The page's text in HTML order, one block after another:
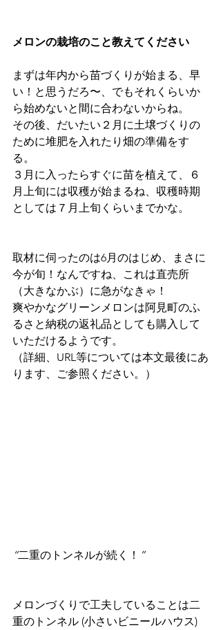
メロンの栽培のこと教えてください
まずは年内から苗づくりが始まる、早
い！と思うだろ〜、でもそれくらいか
ら始めないと間に合わないからね。
その後、だいたい２月に土壌づくりの
ために堆肥を入れたり畑の準備をす
る。
３月に入ったらすぐに苗を植えて、６
月上旬には収穫が始まるね、収穫時期
としては７月上旬くらいまでかな。
取材に伺ったのは6月のはじめ、まさに
今が旬！なんですね、これは直売所
（大きなかぶ）に急がなきゃ！
爽やかなグリーンメロンは阿見町のふ
るさと納税の返礼品としても購入して
いただけるようです。
（詳細、URL等については本文最後にあ
ります、ご参照ください。）
“二重のトンネルが続く！ ”
メロンづくりで工夫していることは二
重のトンネル (小さいビニールハウス)